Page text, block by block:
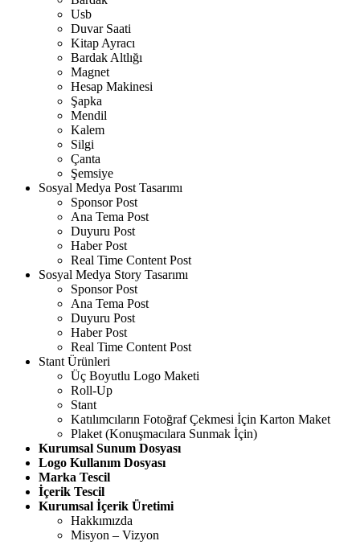
Usb
Duvar Saati
Kitap Ayracı
Bardak Altlığı
Magnet
Hesap Makinesi
Şapka
Mendil
Kalem
Silgi
Çanta
Şemsiye
Sosyal Medya Post Tasarımı
Sponsor Post
Ana Tema Post
Duyuru Post
Haber Post
Real Time Content Post
Sosyal Medya Story Tasarımı
Sponsor Post
Ana Tema Post
Duyuru Post
Haber Post
Real Time Content Post
Stant Ürünleri
Üç Boyutlu Logo Maketi
Roll-Up
Stant
Katılımcıların Fotoğraf Çekmesi İçin Karton Maket
Plaket (Konuşmacılara Sunmak İçin)
Kurumsal Sunum Dosyası
Logo Kullanım Dosyası
Marka Tescil
İçerik Tescil
Kurumsal İçerik Üretimi
Hakkımızda
Misyon – Vizyon